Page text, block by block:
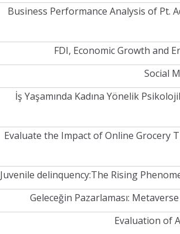
Business Performance Analysis of Pt.
FDI, Economic Growth and
Social
İş Yaşamında Kadına Yönelik
Evaluate the Impact of Online Grocery
Juvenile delinquency:The Rising
Geleceğin Pazarlaması:
Evaluation of